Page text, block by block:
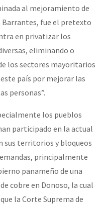
al mejoramiento de
Barrantes, fue el pretexto
en privatizar los
eliminando o
los sectores mayoritarios
país por mejorar las
personas”.
los pueblos
participado en la actual
sus territorios y bloqueos
principalmente
panameño de una
cobre en Donoso, la cual
la Corte Suprema de